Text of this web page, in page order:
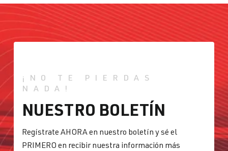
¡NO TE PIERDAS
NADA!
NUESTRO BOLETÍN
Regístrate AHORA en nuestro boletín y sé el
PRIMERO en recibir nuestra información más